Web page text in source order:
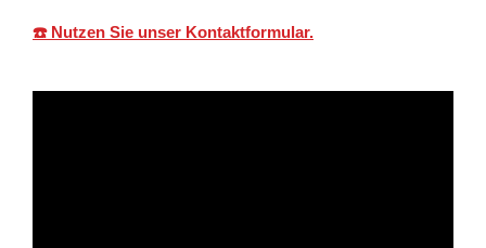
☎️ Nutzen Sie unser Kontaktformular.